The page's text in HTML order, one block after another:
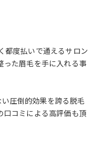
都度払いで通えるサロン
った眉毛を手に入れる事
圧倒的効果を誇る脱毛
口コミによる高評価も頂